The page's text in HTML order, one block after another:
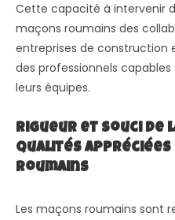
Cette capacité à intervenir
maçons roumains des
entreprises de construction
des professionnels
leurs équipes.
Rigueur et Souci de
Qualités Appréciées
Roumains
Les maçons roumains sont